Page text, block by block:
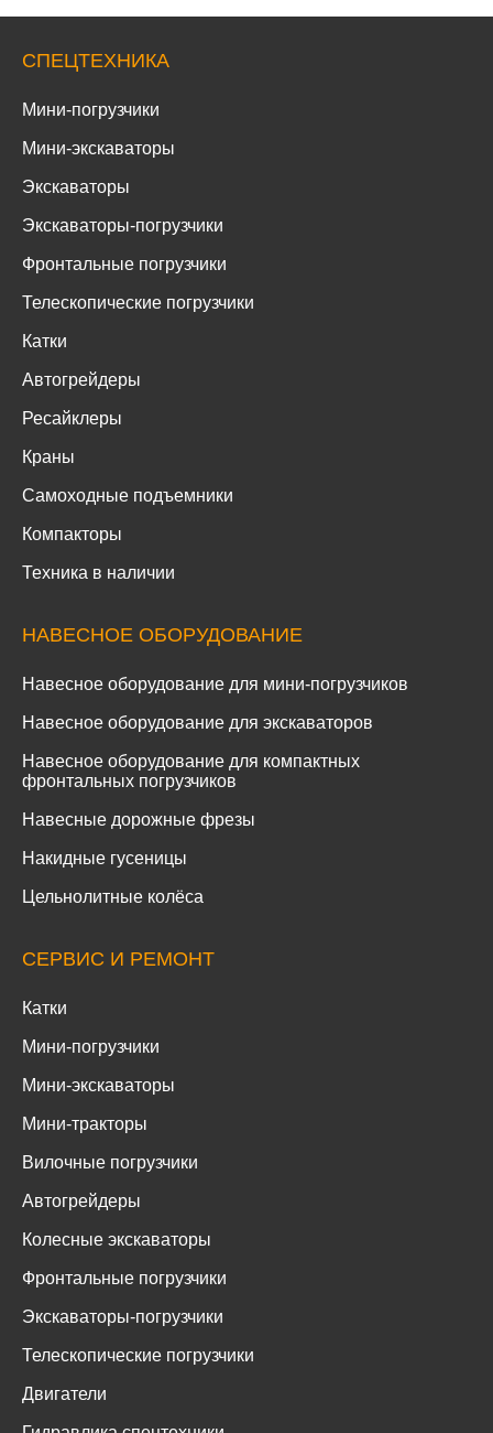
СПЕЦТЕХНИКА
Мини-погрузчики
Мини-экскаваторы
Экскаваторы
Экскаваторы-погрузчики
Фронтальные погрузчики
Телескопические погрузчики
Катки
Автогрейдеры
Ресайклеры
Краны
Самоходные подъемники
Компакторы
Техника в наличии
НАВЕСНОЕ ОБОРУДОВАНИЕ
Навесное оборудование для мини-погрузчиков
Навесное оборудование для экскаваторов
Навесное оборудование для компактных
фронтальных погрузчиков
Навесные дорожные фрезы
Накидные гусеницы
Цельнолитные колёса
СЕРВИС И РЕМОНТ
Катки
Мини-погрузчики
Мини-экскаваторы
Мини-тракторы
Вилочные погрузчики
Автогрейдеры
Колесные экскаваторы
Фронтальные погрузчики
Экскаваторы-погрузчики
Телескопические погрузчики
Двигатели